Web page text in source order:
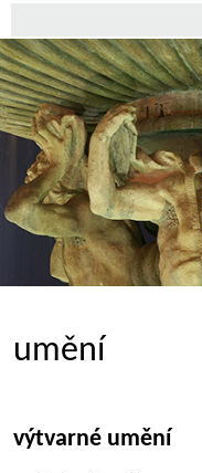
umění
výtvarné umění